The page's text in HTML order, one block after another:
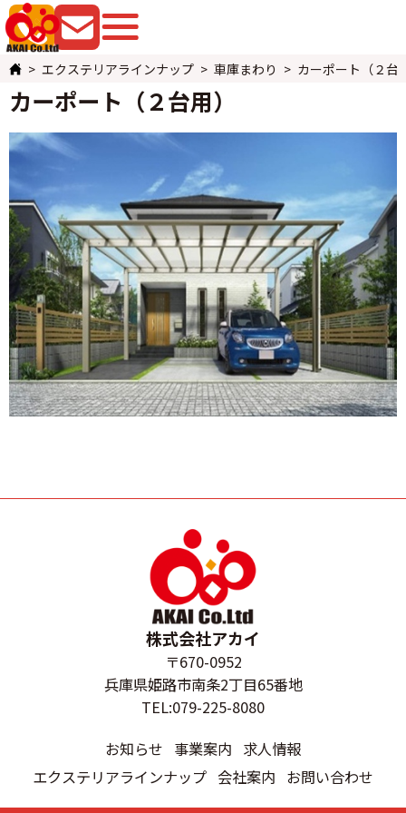
エクステリアラインナップ 車庫まわり カーポート（２台
カーポート（２台用）
株式会社アカイ
〒670-0952
兵庫県姫路市南条2丁目65番地
TEL:079-225-8080
お知らせ 事業案内 求人情報
エクステリアラインナップ 会社案内 お問い合わせ